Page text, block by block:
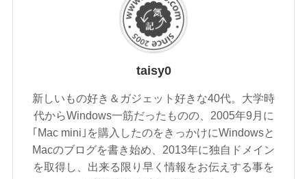
taisy0
新しいもの好き＆ガジェット好きな40代。大学時
代からWindows一筋だったものの、2005年9月に
｢Mac mini｣を購入したのをきっかけにWindowsと
Macのブログを書き始め、2013年に独自ドメイン
を取得し、出来る限り早く情報をお伝えする事を